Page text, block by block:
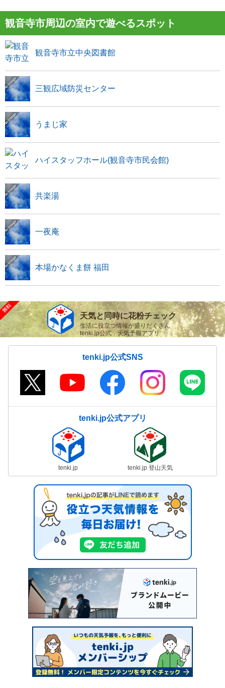
観音寺市周辺の室内で遊べるスポット
観音寺市立中央図書館
三観広域防災センター
うまじ家
ハイスタッフホール(観音寺市民会館)
共楽湯
一夜庵
本場かなくま餅 福田
天気と同時に花粉チェック
生活に役立つ情報が盛りだくさん
tenki.jp公式 天気予報アプリ
tenki.jp公式SNS
tenki.jp公式アプリ
tenki.jp tenki.jp 登山天気